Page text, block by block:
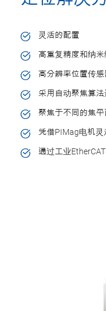
灵活的配置
高重复精度和纳米
高分辨率位置传感
采用自动聚焦算
聚焦于不同的焦平
凭借PIMag电机
通过工业